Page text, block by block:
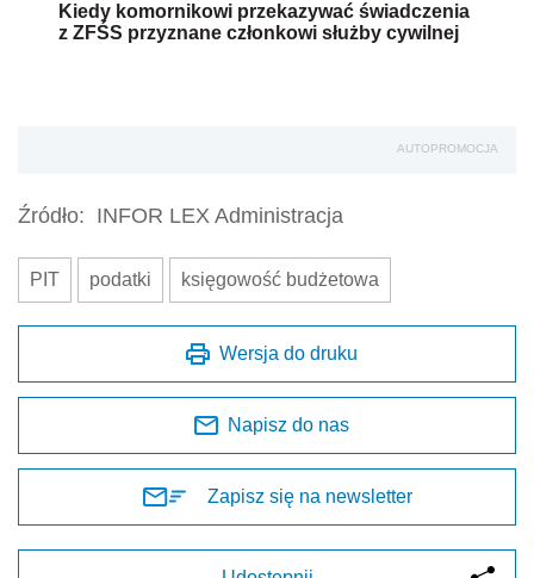
Kiedy komornikowi przekazywać świadczenia
z ZFŚS przyznane członkowi służby cywilnej
AUTOPROMOCJA
Źródło: INFOR LEX Administracja
PIT podatki księgowość budżetowa
Wersja do druku
Napisz do nas
Zapisz się na newsletter